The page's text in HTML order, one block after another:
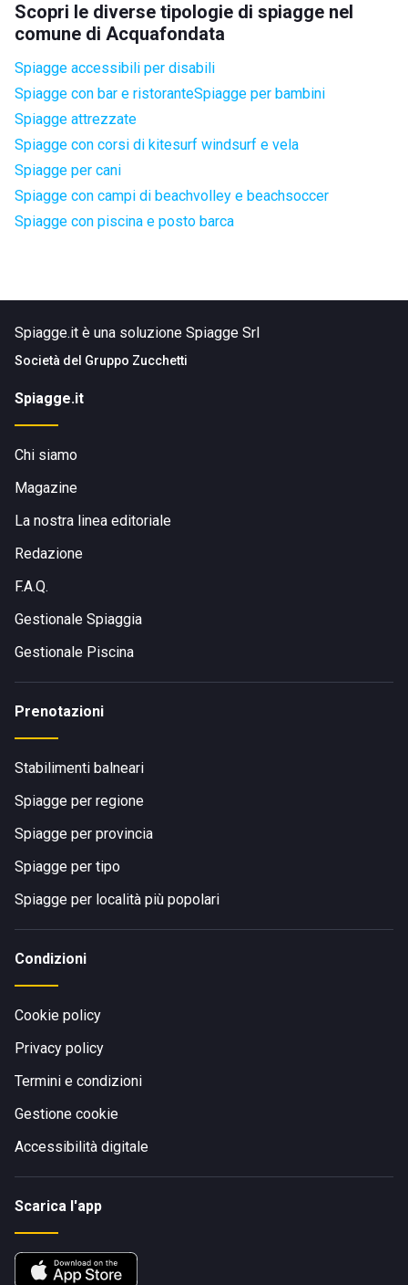
Scopri le diverse tipologie di spiagge nel
comune di Acquafondata
Spiagge accessibili per disabili
Spiagge con bar e ristoranteSpiagge per bambini
Spiagge attrezzate
Spiagge con corsi di kitesurf windsurf e vela
Spiagge per cani
Spiagge con campi di beachvolley e beachsoccer
Spiagge con piscina e posto barca
Spiagge.it è una soluzione Spiagge Srl
Società del Gruppo Zucchetti
Spiagge.it
Chi siamo
Magazine
La nostra linea editoriale
Redazione
F.A.Q.
Gestionale Spiaggia
Gestionale Piscina
Prenotazioni
Stabilimenti balneari
Spiagge per regione
Spiagge per provincia
Spiagge per tipo
Spiagge per località più popolari
Condizioni
Cookie policy
Privacy policy
Termini e condizioni
Gestione cookie
Accessibilità digitale
Scarica l'app